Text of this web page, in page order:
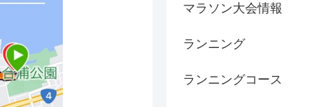
マラソン大会情報
ランニング
ランニングコース